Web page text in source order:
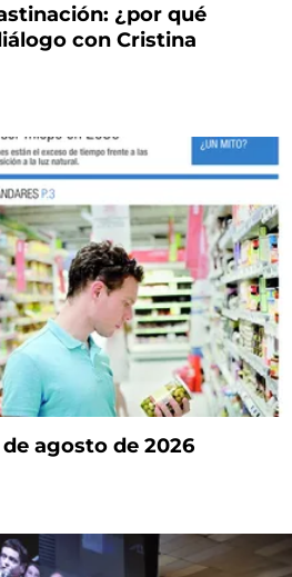
¿por qué
con Cristina
de agosto de 2026